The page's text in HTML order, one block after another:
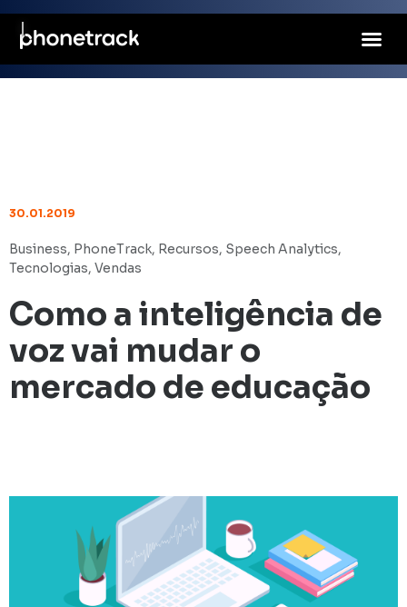
30.01.2019
Business, PhoneTrack, Recursos, Speech Analytics,
Tecnologias, Vendas
Como a inteligência de
voz vai mudar o
mercado de educação